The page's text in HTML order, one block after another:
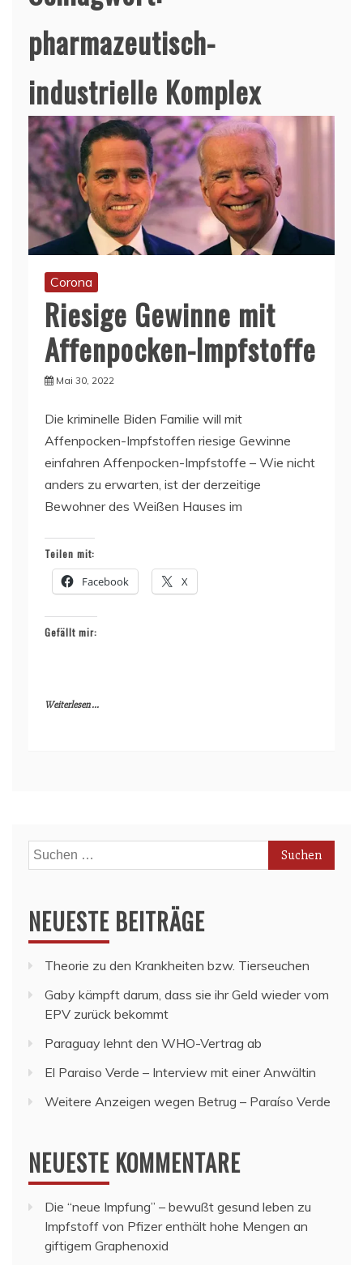
pharmazeutisch-
industrielle Komplex
Corona
Riesige Gewinne mit
Affenpocken-Impfstoffe
Mai 30, 2022
Die kriminelle Biden Familie will mit
Affenpocken-Impfstoffen riesige Gewinne
einfahren Affenpocken-Impfstoffe – Wie nicht
anders zu erwarten, ist der derzeitige
Bewohner des Weißen Hauses im
Teilen mit:
Facebook X
Gefällt mir:
Weiterlesen ...
Suchen
nach:
NEUESTE BEITRÄGE
Theorie zu den Krankheiten bzw. Tierseuchen
Gaby kämpft darum, dass sie ihr Geld wieder vom
EPV zurück bekommt
Paraguay lehnt den WHO-Vertrag ab
El Paraiso Verde – Interview mit einer Anwältin
Weitere Anzeigen wegen Betrug – Paraíso Verde
NEUESTE KOMMENTARE
Die “neue Impfung” – bewußt gesund leben zu
Impfstoff von Pfizer enthält hohe Mengen an
giftigem Graphenoxid